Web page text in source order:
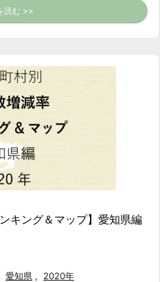
読む >>
キング＆マップ】愛知県編
愛知県 , 2020年